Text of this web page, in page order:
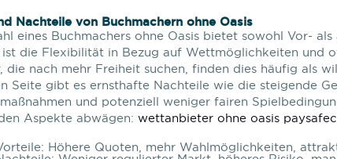
Nachteile von Buchmachern ohne Oasis
eines Buchmachers ohne Oasis bietet sowohl Vor-
die Flexibilität in Bezug auf Wettmöglichkeiten und
die nach mehr Freiheit suchen, finden dies häufig als
Seite gibt es ernsthafte Nachteile wie die steigende
und potenziell weniger fairen
Aspekte abwägen:wettanbieter ohne oasis
Höhere Quoten, mehr Wahlmöglichkeiten,